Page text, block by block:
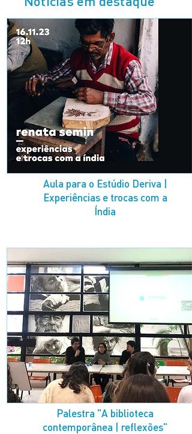
Aula para o Estúdio Deriva |
Experiências e trocas com a
Índia
Palestra "A biblioteca
contemporânea | reflexões"